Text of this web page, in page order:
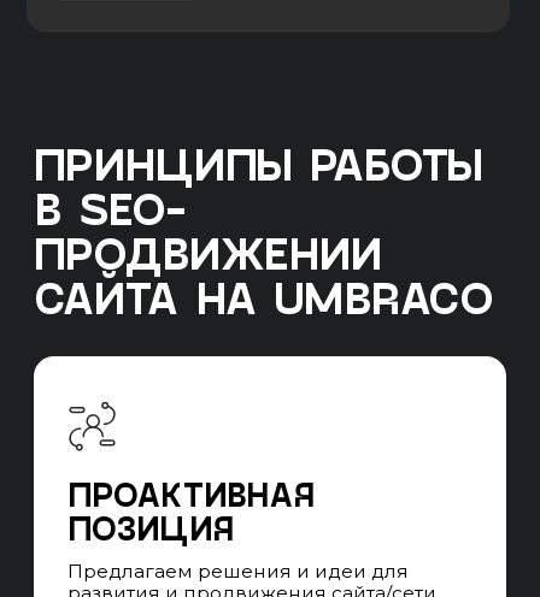
Иерхичная структура UNIT-а из команд SEO-
специалистов и SEO-менеджеров. При
уникальных запросах привлекаем
узкопрофильных специалистов на аутсорс.
СТРУКТУРА UNIT
SEO
Структура отдела